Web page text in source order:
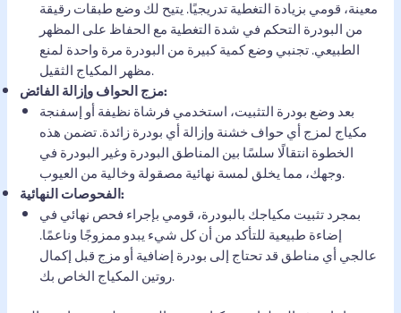
معينة، قومي بزيادة التغطية تدريجيًا. يتيح لك وضع طبقات رقيقة
من البودرة التحكم في شدة التغطية مع الحفاظ على المظهر
الطبيعي. تجنبي وضع كمية كبيرة من البودرة مرة واحدة لمنع
مظهر المكياج الثقيل.
مزج الحواف وإزالة الفائض:
بعد وضع بودرة التثبيت، استخدمي فرشاة نظيفة أو إسفنجة
مكياج لمزج أي حواف خشنة وإزالة أي بودرة زائدة. تضمن هذه
الخطوة انتقالًا سلسًا بين المناطق البودرة وغير البودرة في
وجهك، مما يخلق لمسة نهائية مصقولة وخالية من العيوب.
الفحوصات النهائية:
بمجرد تثبيت مكياجك بالبودرة، قومي بإجراء فحص نهائي في
إضاءة طبيعية للتأكد من أن كل شيء يبدو ممزوجًا وناعمًا.
عالجي أي مناطق قد تحتاج إلى بودرة إضافية أو مزج قبل إكمال
روتين المكياج الخاص بك.